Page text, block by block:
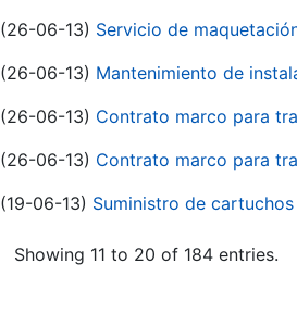
(26-06-13) Servicio de
(26-06-13) Mantenimiento de
(26-06-13) Contrato marco para
(26-06-13) Contrato marco para
(19-06-13) Suministro de cartuchos
Showing 11 to 20 of 184 entries.